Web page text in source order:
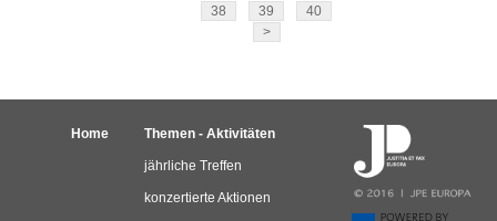
38
39
40
>
Home Themen - Aktivitäten
jährliche Treffen
konzertierte Aktionen